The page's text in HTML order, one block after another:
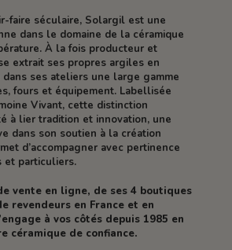
faire séculaire, Solargil est une
dans le domaine de la céramique
À la fois producteur et
extrait ses propres argiles en
ses ateliers une large gamme
fours et équipement. Labellisée
Vivant, cette distinction
à lier tradition et innovation, une
dans son soutien à la création
d’accompagner avec pertinence
et particuliers.
vente en ligne, de ses 4 boutiques
revendeurs en France et en
à vos côtés depuis 1985 en
céramique de confiance.